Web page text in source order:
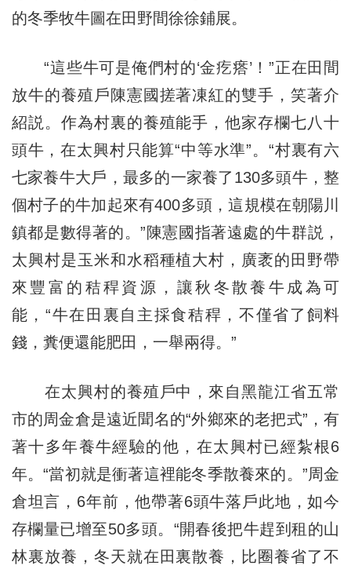
的冬季牧牛圖在田野間徐徐鋪展。
“這些牛可是俺們村的‘金疙瘩’！”正在田間
放牛的養殖戶陳憲國搓著凍紅的雙手，笑著介
紹説。作為村裏的養殖能手，他家存欄七八十
頭牛，在太興村只能算“中等水準”。“村裏有六
七家養牛大戶，最多的一家養了130多頭牛，整
個村子的牛加起來有400多頭，這規模在朝陽川
鎮都是數得著的。”陳憲國指著遠處的牛群説，
太興村是玉米和水稻種植大村，廣袤的田野帶
來豐富的秸稈資源，讓秋冬散養牛成為可
能，“牛在田裏自主採食秸稈，不僅省了飼料
錢，糞便還能肥田，一舉兩得。”
在太興村的養殖戶中，來自黑龍江省五常
市的周金倉是遠近聞名的“外鄉來的老把式”，有
著十多年養牛經驗的他，在太興村已經紮根6
年。“當初就是衝著這裡能冬季散養來的。”周金
倉坦言，6年前，他帶著6頭牛落戶此地，如今
存欄量已增至50多頭。“開春後把牛趕到租的山
林裏放養，冬天就在田裏散養，比圈養省了不